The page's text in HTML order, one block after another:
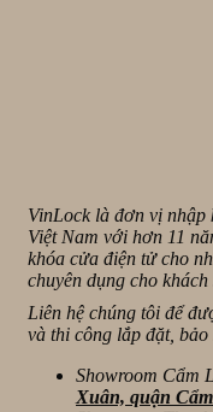
VinLock là đơn vị nhập
Việt Nam với hơn 11
khóa cửa điện tử cho
chuyên dụng cho
Liên hệ chúng tôi để
và thi công lắp đặt,
Showroom Cẩm
Xuân, quận